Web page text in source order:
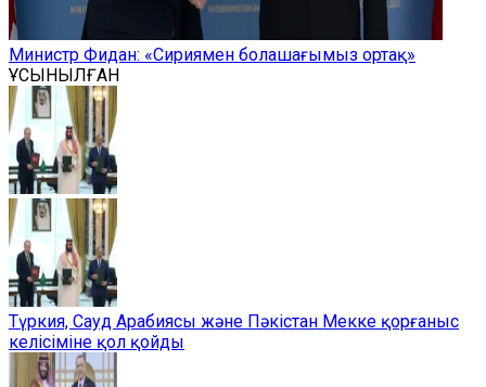
Министр Фидан: «Сириямен болашағымыз ортақ»
ҰСЫНЫЛҒАН
Түркия, Сауд Арабиясы және Пәкістан Мекке қорғаныс
келісіміне қол қойды